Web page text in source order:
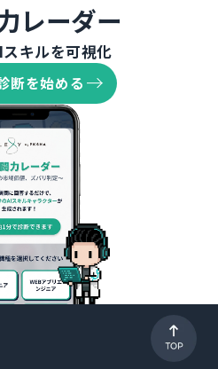
レーダー
キルを可視化
断を始める